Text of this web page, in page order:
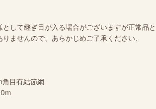
して継ぎ目が入る場合がございますが正常品と
ませんので、あらかじめご了承ください、
角目有結節網